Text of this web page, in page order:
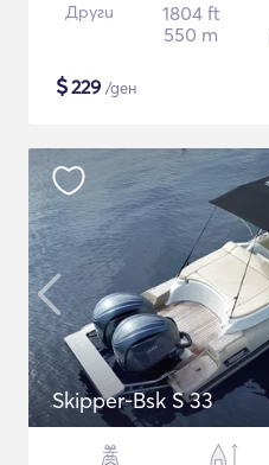
Други
1804 ft
550 m
$229 /ден
Skipper-Bsk S 33